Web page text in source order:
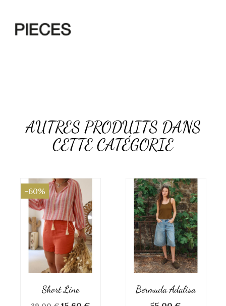
AUTRES PRODUITS DANS
CETTE CATÉGORIE
Short Line
-60%
Bermuda Adalisa